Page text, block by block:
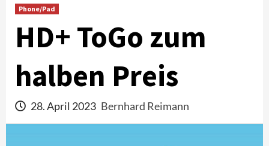
Phone/Pad
HD+ ToGo zum
halben Preis
28. April 2023 Bernhard Reimann